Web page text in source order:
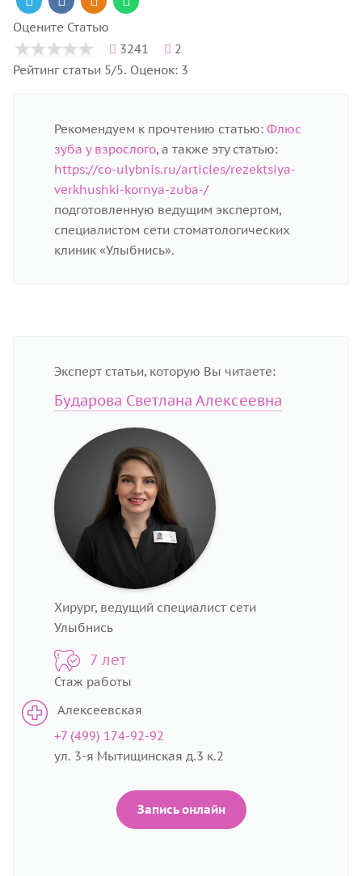
Оцените Статью
3241
2
Рейтинг статьи 5/5. Оценок: 3
Рекомендуем к прочтению статью: Флюс
зуба у взрослого, а также эту статью:
https://co-ulybnis.ru/articles/rezektsiya-
verkhushki-kornya-zuba-/
подготовленную ведущим экспертом,
специалистом сети стоматологических
клиник «Улыбнись».
Эксперт статьи, которую Вы читаете:
Бударова Светлана Алексеевна
Хирург, ведущий специалист сети
Улыбнись
7 лет
Стаж работы
Алексеевская
+7 (499) 174-92-92
ул. 3-я Мытищинская д.3 к.2
Запись онлайн